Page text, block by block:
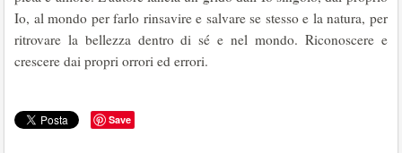
Io, al mondo per farlo rinsavire e salvare se stesso e la natura, per
ritrovare la bellezza dentro di sé e nel mondo. Riconoscere e
crescere dai propri orrori ed errori.
Save